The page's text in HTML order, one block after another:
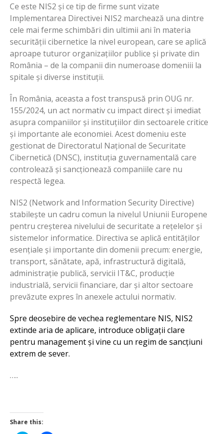
Ce este NIS2 și ce tip de firme sunt vizate
Implementarea Directivei NIS2 marchează una dintre
cele mai ferme schimbări din ultimii ani în materia
securității cibernetice la nivel european, care se aplică
aproape tuturor organizațiilor publice și private din
România – de la companii din numeroase domeniii la
spitale și diverse instituții.
În România, aceasta a fost transpusă prin OUG nr.
155/2024, un act normativ cu impact direct și imediat
asupra companiilor și instituțiilor din sectoarele critice
și importante ale economiei. Acest domeniu este
gestionat de Directoratul Național de Securitate
Cibernetică (DNSC), instituția guvernamentală care
controlează și sancționează companiile care nu
respectă legea.
NIS2 (Network and Information Security Directive)
stabilește un cadru comun la nivelul Uniunii Europene
pentru creșterea nivelului de securitate a rețelelor și
sistemelor informatice. Directiva se aplică entităților
esențiale și importante din domenii precum: energie,
transport, sănătate, apă, infrastructură digitală,
administrație publică, servicii IT&C, producție
industrială, servicii financiare, dar și altor sectoare
prevăzute expres în anexele actului normativ.
Spre deosebire de vechea reglementare NIS, NIS2
extinde aria de aplicare, introduce obligații clare
pentru management și vine cu un regim de sancțiuni
extrem de sever.
…..
Share this: